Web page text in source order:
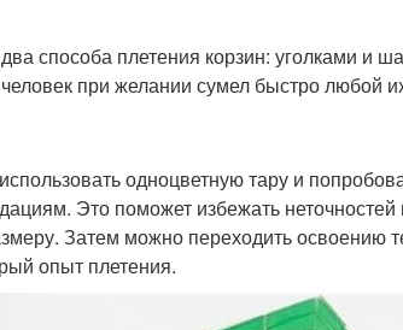
способа плетения корзин: уголками и
при желании сумел быстро любой
одноцветную тару и
Это поможет избежать неточностей
Затем можно переходить освоению
опыт плетения.